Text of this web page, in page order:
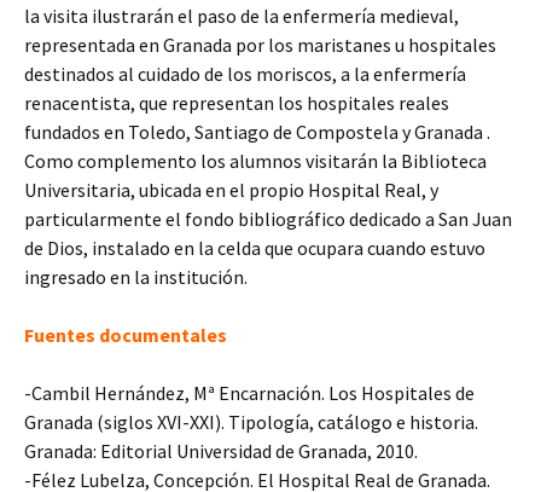
la visita ilustrarán el paso de la enfermería medieval,
representada en Granada por los maristanes u hospitales
destinados al cuidado de los moriscos, a la enfermería
renacentista, que representan los hospitales reales
fundados en Toledo, Santiago de Compostela y Granada .
Como complemento los alumnos visitarán la Biblioteca
Universitaria, ubicada en el propio Hospital Real, y
particularmente el fondo bibliográfico dedicado a San Juan
de Dios, instalado en la celda que ocupara cuando estuvo
ingresado en la institución.
Fuentes documentales
-Cambil Hernández, Mª Encarnación. Los Hospitales de
Granada (siglos XVI-XXI). Tipología, catálogo e historia.
Granada: Editorial Universidad de Granada, 2010.
-Félez Lubelza, Concepción. El Hospital Real de Granada.